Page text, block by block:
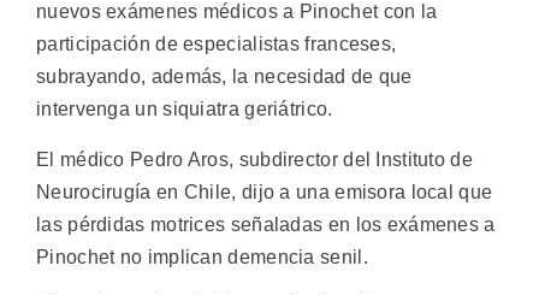
nuevos exámenes médicos a Pinochet con la
participación de especialistas franceses,
subrayando, además, la necesidad de que
intervenga un siquiatra geriátrico.
El médico Pedro Aros, subdirector del Instituto de
Neurocirugía en Chile, dijo a una emisora local que
las pérdidas motrices señaladas en los exámenes a
Pinochet no implican demencia senil.